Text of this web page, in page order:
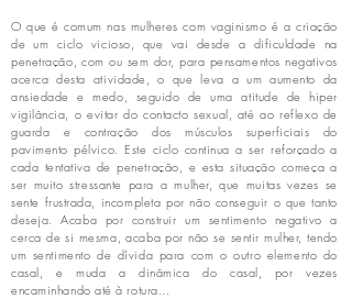
O que é comum nas mulheres com vaginismo é a criação
de um ciclo vicioso, que vai desde a dificuldade na
penetração, com ou sem dor, para pensamentos negativos
acerca desta atividade, o que leva a um aumento da
ansiedade e medo, seguido de uma atitude de hiper
vigilância, o evitar do contacto sexual, até ao reflexo de
guarda e contração dos músculos superficiais do
pavimento pélvico. Este ciclo continua a ser reforçado a
cada tentativa de penetração, e esta situação começa a
ser muito stressante para a mulher, que muitas vezes se
sente frustrada, incompleta por não conseguir o que tanto
deseja. Acaba por construir um sentimento negativo a
cerca de si mesma, acaba por não se sentir mulher, tendo
um sentimento de dívida para com o outro elemento do
casal, e muda a dinâmica do casal, por vezes
encaminhando até à rotura...